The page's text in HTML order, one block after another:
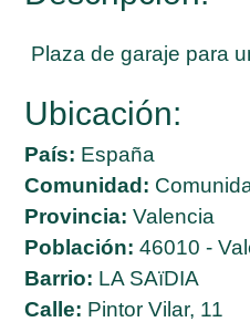
Plaza de garaje para
Ubicación:
País: España
Comunidad:
Provincia: Valencia
Población: 46010 -
Barrio: LA SAïDIA
Calle: Pintor Vilar, 11